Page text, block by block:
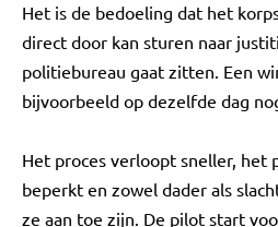
Het is de bedoeling dat het
direct door kan sturen naar
politiebureau gaat zitten. Een
bijvoorbeeld op dezelfde dag
Het proces verloopt sneller, het
beperkt en zowel dader als
ze aan toe zijn. De pilot start